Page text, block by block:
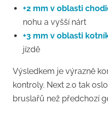
+2 mm v oblasti
nohu a vyšší nárt
+3 mm v oblasti
jízdě
Výsledkem je výrazně
kontroly. Next 2.0 tak
bruslařů než předchozí